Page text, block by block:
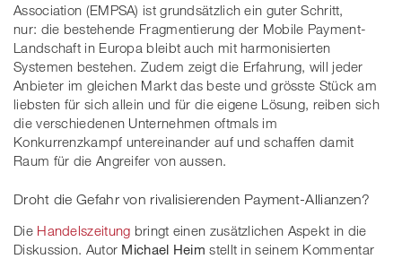
Association (EMPSA) ist grundsätzlich ein guter Schritt,
nur: die bestehende Fragmentierung der Mobile Payment-
Landschaft in Europa bleibt auch mit harmonisierten
Systemen bestehen. Zudem zeigt die Erfahrung, will jeder
Anbieter im gleichen Markt das beste und grösste Stück am
liebsten für sich allein und für die eigene Lösung, reiben sich
die verschiedenen Unternehmen oftmals im
Konkurrenzkampf untereinander auf und schaffen damit
Raum für die Angreifer von aussen.
Droht die Gefahr von rivalisierenden Payment-Allianzen?
Die Handelszeitung bringt einen zusätzlichen Aspekt in die
Diskussion. Autor Michael Heim stellt in seinem Kommentar